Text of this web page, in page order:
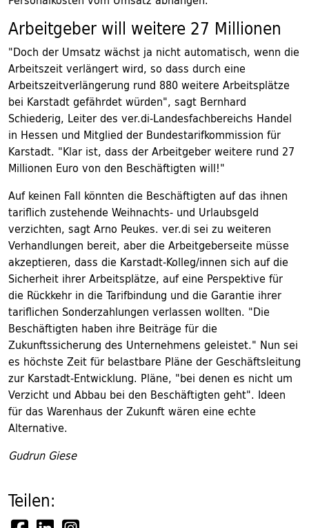
Arbeitgeber will weitere 27 Millionen
"Doch der Umsatz wächst ja nicht automatisch, wenn die
Arbeitszeit verlängert wird, so dass durch eine
Arbeitszeitverlängerung rund 880 weitere Arbeitsplätze
bei Karstadt gefährdet würden", sagt Bernhard
Schiederig, Leiter des ver.di-Landesfachbereichs Handel
in Hessen und Mitglied der Bundestarifkommission für
Karstadt. "Klar ist, dass der Arbeitgeber weitere rund 27
Millionen Euro von den Beschäftigten will!"
Auf keinen Fall könnten die Beschäftigten auf das ihnen
tariflich zustehende Weihnachts- und Urlaubsgeld
verzichten, sagt Arno Peukes. ver.di sei zu weiteren
Verhandlungen bereit, aber die Arbeitgeberseite müsse
akzeptieren, dass die Karstadt-Kolleg/innen sich auf die
Sicherheit ihrer Arbeitsplätze, auf eine Perspektive für
die Rückkehr in die Tarifbindung und die Garantie ihrer
tariflichen Sonderzahlungen verlassen wollten. "Die
Beschäftigten haben ihre Beiträge für die
Zukunftssicherung des Unternehmens geleistet." Nun sei
es höchste Zeit für belastbare Pläne der Geschäftsleitung
zur Karstadt-Entwicklung. Pläne, "bei denen es nicht um
Verzicht und Abbau bei den Beschäftigten geht". Ideen
für das Warenhaus der Zukunft wären eine echte
Alternative.
Gudrun Giese
Teilen: